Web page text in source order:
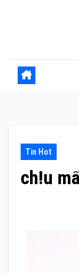
Tin Hot
ch!u